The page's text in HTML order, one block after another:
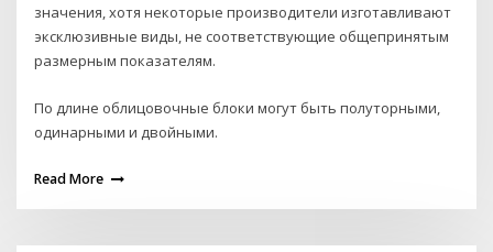
значения, хотя некоторые производители изготавливают
эксклюзивные виды, не соответствующие общепринятым
размерным показателям.
По длине облицовочные блоки могут быть полуторными,
одинарными и двойными.
Read More